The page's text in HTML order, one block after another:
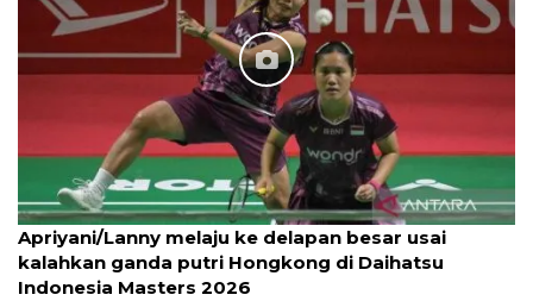
Apriyani/Lanny melaju ke delapan besar usai
kalahkan ganda putri Hongkong di Daihatsu
Indonesia Masters 2026